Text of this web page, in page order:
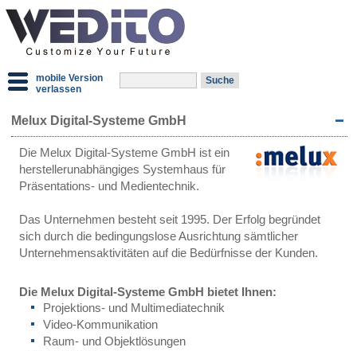
mobile Version
verlassen
Melux Digital-Systeme GmbH
Die Melux Digital-Systeme GmbH ist ein
herstellerunabhängiges Systemhaus für
Präsentations- und Medientechnik.
Das Unternehmen besteht seit 1995. Der Erfolg begründet
sich durch die bedingungslose Ausrichtung sämtlicher
Unternehmensaktivitäten auf die Bedürfnisse der Kunden.
Die Melux Digital-Systeme GmbH bietet Ihnen:
Projektions- und Multimediatechnik
Video-Kommunikation
Raum- und Objektlösungen